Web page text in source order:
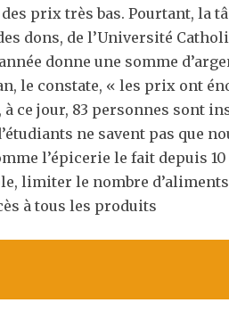
prix très bas. Pourtant, la
dons, de l’Université
donne une somme
le constate, « les prix ont
ce jour, 83 personnes sont
ne savent pas que
l’épicerie le fait depuis 10
limiter le nombre d’aliments
à tous les produits